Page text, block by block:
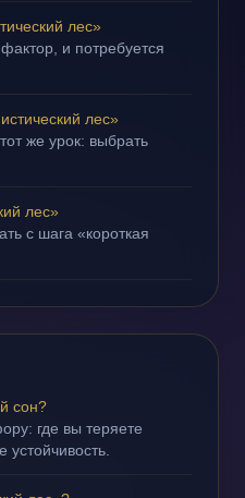
лес»
и потребуется
лес»
же урок: выбрать
лес»
с шага «короткая
сон?
где вы теряете